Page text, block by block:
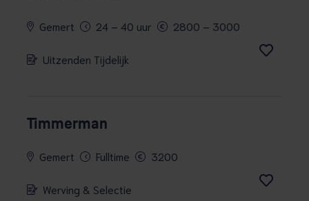
Gemert 24 – 40 uur 2800 – 3000
Uitzenden Tijdelijk
Timmerman
Gemert Fulltime 3200
Werving & Selectie